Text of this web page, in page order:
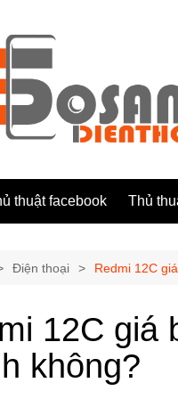
thuật facebook Thủ
Điện thoại Redmi 12C
12C giá
không?